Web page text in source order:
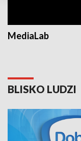
MediaLab
BLISKO LUDZI